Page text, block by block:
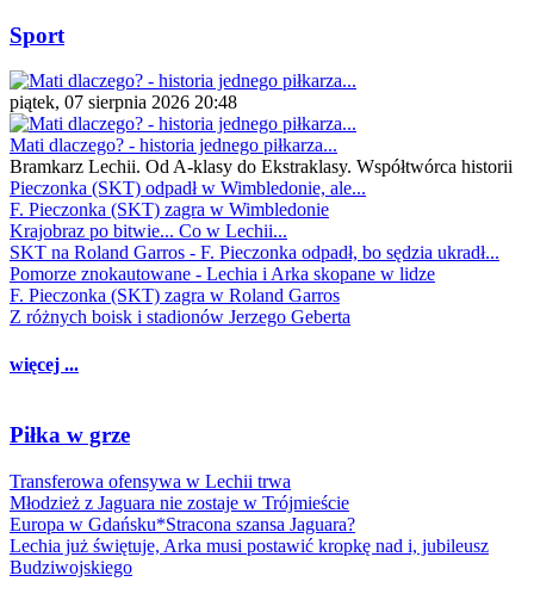
Sport
piątek, 07 sierpnia 2026 20:48
Mati dlaczego? - historia jednego piłkarza...
Bramkarz Lechii. Od A-klasy do Ekstraklasy. Współtwórca historii
Pieczonka (SKT) odpadł w Wimbledonie, ale...
F. Pieczonka (SKT) zagra w Wimbledonie
Krajobraz po bitwie... Co w Lechii...
SKT na Roland Garros - F. Pieczonka odpadł, bo sędzia ukradł...
Pomorze znokautowane - Lechia i Arka skopane w lidze
F. Pieczonka (SKT) zagra w Roland Garros
Z różnych boisk i stadionów Jerzego Geberta
więcej ...
Piłka w grze
Transferowa ofensywa w Lechii trwa
Młodzież z Jaguara nie zostaje w Trójmieście
Europa w Gdańsku*Stracona szansa Jaguara?
Lechia już świętuje, Arka musi postawić kropkę nad i, jubileusz
Budziwojskiego